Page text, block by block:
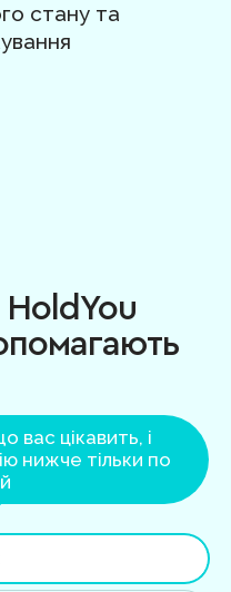
стану та
вас цікавить, і
нижче тільки по